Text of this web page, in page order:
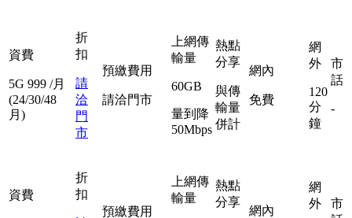
資費
5G 999 /月
(24/30/48
月)
折
扣
請
洽
門
市
預繳費用
請洽門市
上網傳
輸量
60GB
量到降
50Mbps
熱點
分享
與傳
輸量
併計
網內
免費
網
外
120
分
鐘
市
話
-
資費
折
扣
預繳費用
上網傳
輸量
熱點
分享
網內
網
外
市